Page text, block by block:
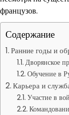
французов.
Содержание
Ранние годы и
Дворянское
Обучение в
Карьера и
Участие в